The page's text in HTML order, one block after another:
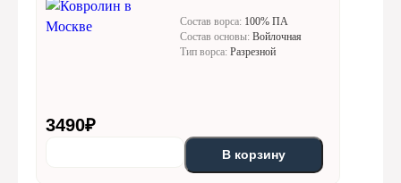
Состав ворса: 100% ПА
Состав основы: Войлочная
Тип ворса: Разрезной
3490₽
В корзину